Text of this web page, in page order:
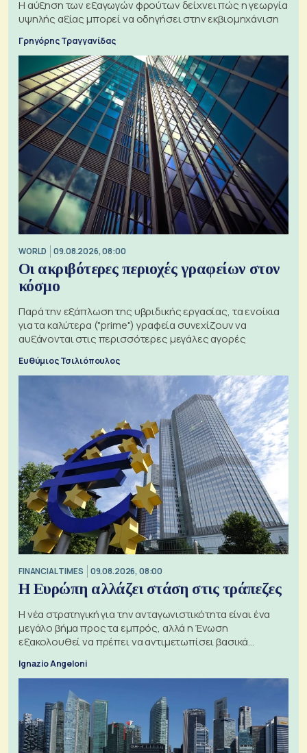
Η αύξηση των εξαγωγών φρούτων δείχνει πώς η γεωργία
υψηλής αξίας μπορεί να οδηγήσει στην εκβιομηχάνιση
Γρηγόρης Τραγγανίδας
WORLD 09.08.2026, 08:00
Οι ακριβότερες περιοχές γραφείων στον
κόσμο
Παρά την εξάπλωση της υβριδικής εργασίας, τα ενοίκια
για τα καλύτερα ("prime") γραφεία συνεχίζουν να
αυξάνονται στις περισσότερες μεγάλες αγορές
Ευθύμιος Τσιλιόπουλος
FINANCIAL TIMES 09.08.2026, 08:00
Η Ευρώπη αλλάζει στάση στις τράπεζες
Η νέα στρατηγική για την ανταγωνιστικότητα είναι ένα
μεγάλο βήμα προς τα εμπρός, αλλά η Ένωση
εξακολουθεί να πρέπει να αντιμετωπίσει βασικά
Ignazio Angeloni